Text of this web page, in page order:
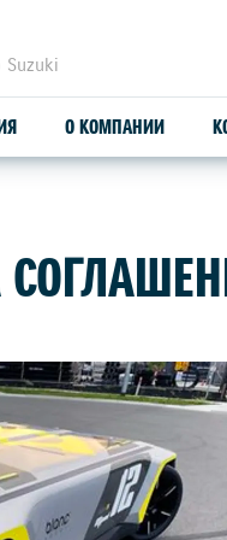
ЗАПЧАСТИ
ПРОДУКЦИЯ
КУЗОВНЫЕ
УЗНАТЬ СТОИМОСТЬ
О КОМПАНИИ
БОНУСНАЯ